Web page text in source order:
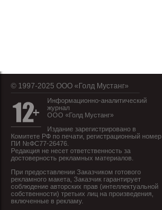
© 1997-2025 OOO «Голд Мустанг»
Информационно-аналитический
журнал
ООО «Голд Мустанг»
Издание зарегистрировано в
Комитете РФ по печати, регистрационный номер
ПИ №ФС77-26476.
Редакция не несет ответственность за
достоверность рекламных материалов.
При предоставлении Заказчиком готового
рекламного макета, Заказчик гарантирует
соблюдение авторских прав (интеллектуальной
собственности) третьих лиц на произведения,
включенные в рекламу.